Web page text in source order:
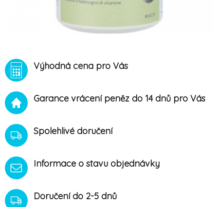
Výhodná cena pro Vás
Garance vrácení peněz do 14 dnů pro Vás
Spolehlivé doručení
Informace o stavu objednávky
Doručení do 2-5 dnů